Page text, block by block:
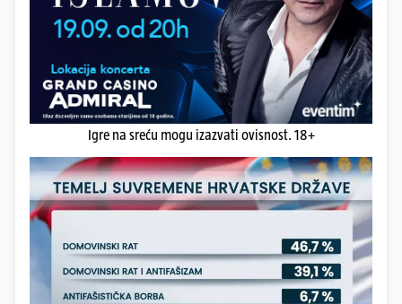
Igre na sreću mogu izazvati ovisnost. 18+